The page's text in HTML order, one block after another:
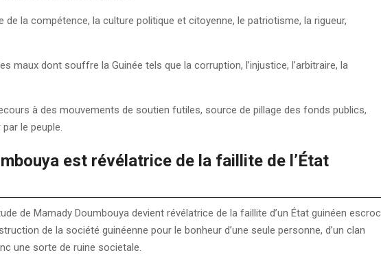
la compétence, la culture politique et citoyenne, le patriotisme, la rigueur,
maux dont souffre la Guinée tels que la corruption, l’injustice, l’arbitraire, la
à des mouvements de soutien futiles, source de pillage des fonds publics,
le peuple.
est révélatrice de la faillite de l’État
de Mamady Doumbouya devient révélatrice de la faillite d’un État guinéen escroc
de la société guinéenne pour le bonheur d’une seule personne, d’un clan
une sorte de ruine societale.